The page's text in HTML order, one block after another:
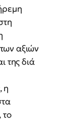
αξιών
της διά
η
το